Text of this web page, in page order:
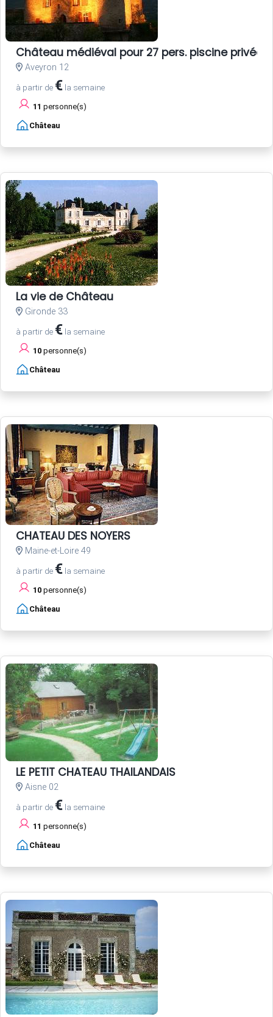
Château médiéval pour 27 pers. piscine privée
Aveyron 12
à partir de € la semaine
11 personne(s)
Château
La vie de Château
Gironde 33
à partir de € la semaine
10 personne(s)
Château
CHATEAU DES NOYERS
Maine-et-Loire 49
à partir de € la semaine
10 personne(s)
Château
LE PETIT CHATEAU THAILANDAIS
Aisne 02
à partir de € la semaine
11 personne(s)
Château